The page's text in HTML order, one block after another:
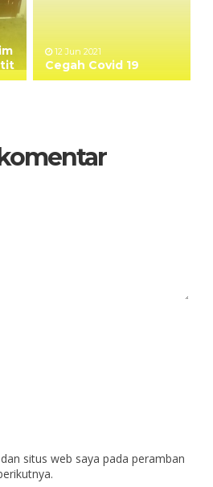
12 Jun 2021
Cegah Covid 19
situs web saya pada peramban